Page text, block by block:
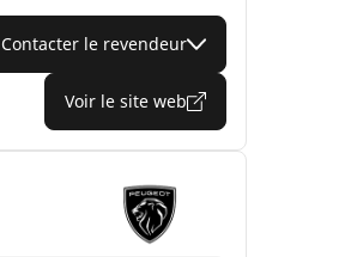
Contacter le revendeur
Voir le site web